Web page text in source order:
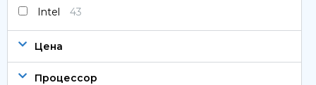
Intel
43
Цена
Процессор